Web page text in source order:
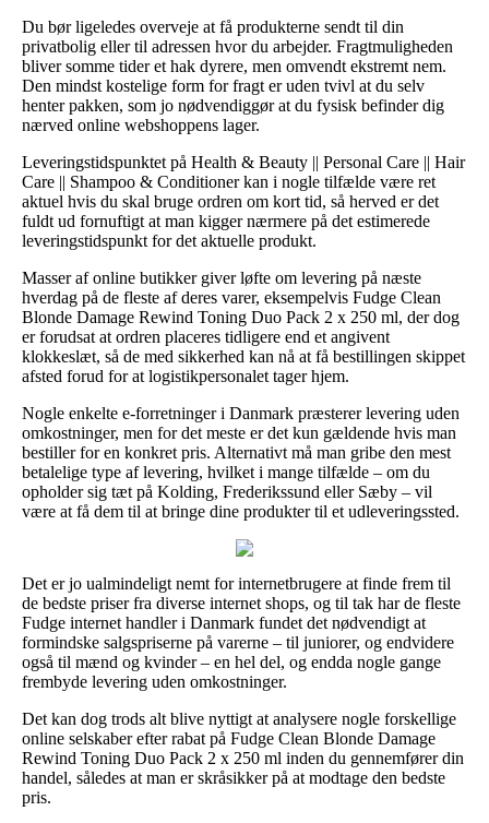
Du bør ligeledes overveje at få produkterne sendt til din
privatbolig eller til adressen hvor du arbejder. Fragtmuligheden
bliver somme tider et hak dyrere, men omvendt ekstremt nem.
Den mindst kostelige form for fragt er uden tvivl at du selv
henter pakken, som jo nødvendiggør at du fysisk befinder dig
nærved online webshoppens lager.
Leveringstidspunktet på Health & Beauty || Personal Care || Hair
Care || Shampoo & Conditioner kan i nogle tilfælde være ret
aktuel hvis du skal bruge ordren om kort tid, så herved er det
fuldt ud fornuftigt at man kigger nærmere på det estimerede
leveringstidspunkt for det aktuelle produkt.
Masser af online butikker giver løfte om levering på næste
hverdag på de fleste af deres varer, eksempelvis Fudge Clean
Blonde Damage Rewind Toning Duo Pack 2 x 250 ml, der dog
er forudsat at ordren placeres tidligere end et angivent
klokkeslæt, så de med sikkerhed kan nå at få bestillingen skippet
afsted forud for at logistikpersonalet tager hjem.
Nogle enkelte e-forretninger i Danmark præsterer levering uden
omkostninger, men for det meste er det kun gældende hvis man
bestiller for en konkret pris. Alternativt må man gribe den mest
betalelige type af levering, hvilket i mange tilfælde – om du
opholder sig tæt på Kolding, Frederikssund eller Sæby – vil
være at få dem til at bringe dine produkter til et udleveringssted.
Det er jo ualmindeligt nemt for internetbrugere at finde frem til
de bedste priser fra diverse internet shops, og til tak har de fleste
Fudge internet handler i Danmark fundet det nødvendigt at
formindske salgspriserne på varerne – til juniorer, og endvidere
også til mænd og kvinder – en hel del, og endda nogle gange
frembyde levering uden omkostninger.
Det kan dog trods alt blive nyttigt at analysere nogle forskellige
online selskaber efter rabat på Fudge Clean Blonde Damage
Rewind Toning Duo Pack 2 x 250 ml inden du gennemfører din
handel, således at man er skråsikker på at modtage den bedste
pris.